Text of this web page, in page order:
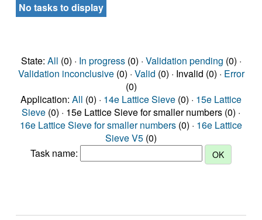
No tasks to display
State: All (0) · In progress(0) · Validation pending (0) ·
Validation inconclusive(0) · Valid (0) · Invalid (0) · Error
(0)
Application: All (0) · 14e Lattice Sieve (0) · 15e Lattice
Sieve (0) · 15e Lattice Sieve for smaller numbers (0) ·
16e Lattice Sieve for smaller numbers (0) · 16e Lattice
Sieve V5 (0)
Task name: